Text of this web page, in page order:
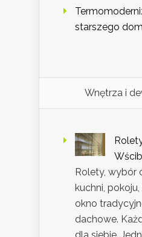
starszego
Wnętrza i
Rolety, wybór
kuchni, pokoju,
okno
dachowe.